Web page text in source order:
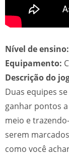
Nível de ensino:
Equipamento:
Descrição do
Duas equipes
ganhar pontos
meio e
serem
como você